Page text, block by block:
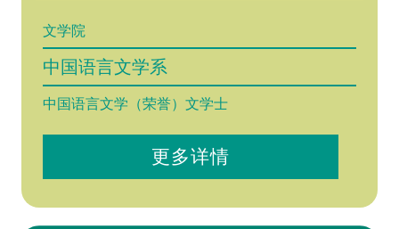
文学院
中国语言文学系
中国语言文学（荣誉）文学士
更多详情